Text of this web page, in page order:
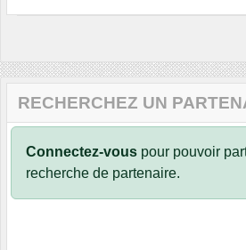
RECHERCHEZ UN
Connectez-vous pour pouvoir
recherche de partenaire.